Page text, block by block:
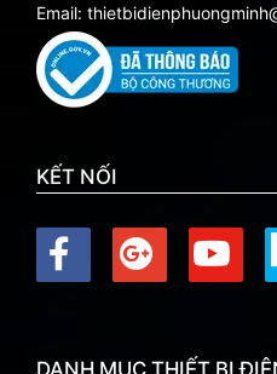
Email:
KẾT NỐI
DANH MỤC THIẾT BỊ